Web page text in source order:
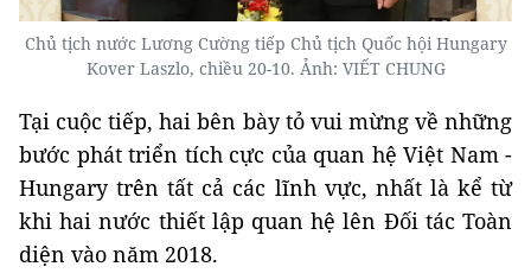
Chủ tịch nước Lương Cường tiếp Chủ tịch Quốc hội Hungary
Kover Laszlo, chiều 20-10. Ảnh: VIẾT CHUNG
Tại cuộc tiếp, hai bên bày tỏ vui mừng về những
bước phát triển tích cực của quan hệ Việt Nam -
Hungary trên tất cả các lĩnh vực, nhất là kể từ
khi hai nước thiết lập quan hệ lên Đối tác Toàn
diện vào năm 2018.